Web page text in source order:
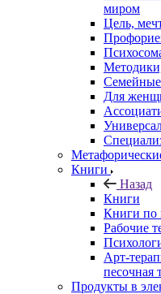
миром
Цель,
Для
Книги
Назад
Книги
Книги по
Рабочие
Арт-
песочная
Продукты в